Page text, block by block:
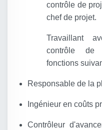
contrôle de
chef de projet.
Travaillant
contrôle de
fonctions
Responsable de la
Ingénieur en coûts
Contrôleur